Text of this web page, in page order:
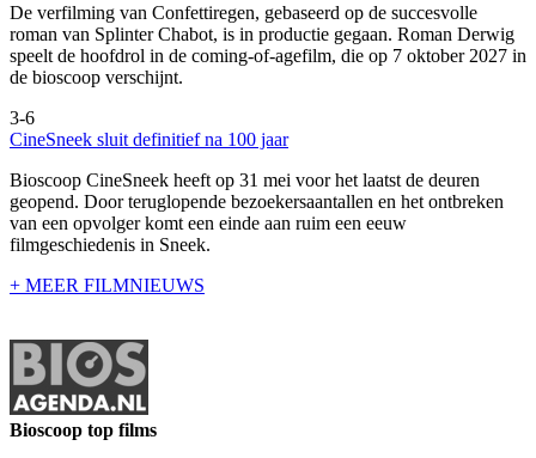
De verfilming van Confettiregen, gebaseerd op de succesvolle
roman van Splinter Chabot, is in productie gegaan. Roman Derwig
speelt de hoofdrol in de coming-of-agefilm, die op 7 oktober 2027 in
de bioscoop verschijnt.
3-6
CineSneek sluit definitief na 100 jaar
Bioscoop CineSneek heeft op 31 mei voor het laatst de deuren
geopend. Door teruglopende bezoekersaantallen en het ontbreken
van een opvolger komt een einde aan ruim een eeuw
filmgeschiedenis in Sneek.
+ MEER FILMNIEUWS
Bioscoop top films